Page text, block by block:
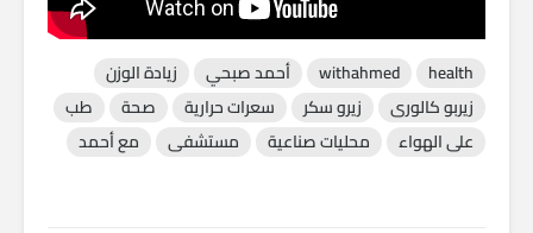
health
withahmed أحمد صبحي
زيادة الوزن
زيربو كالورى
زيرو سكر سعرات حرارية صحة
طب
على الهواء
محليات صناعية مستشفى مع أحمد